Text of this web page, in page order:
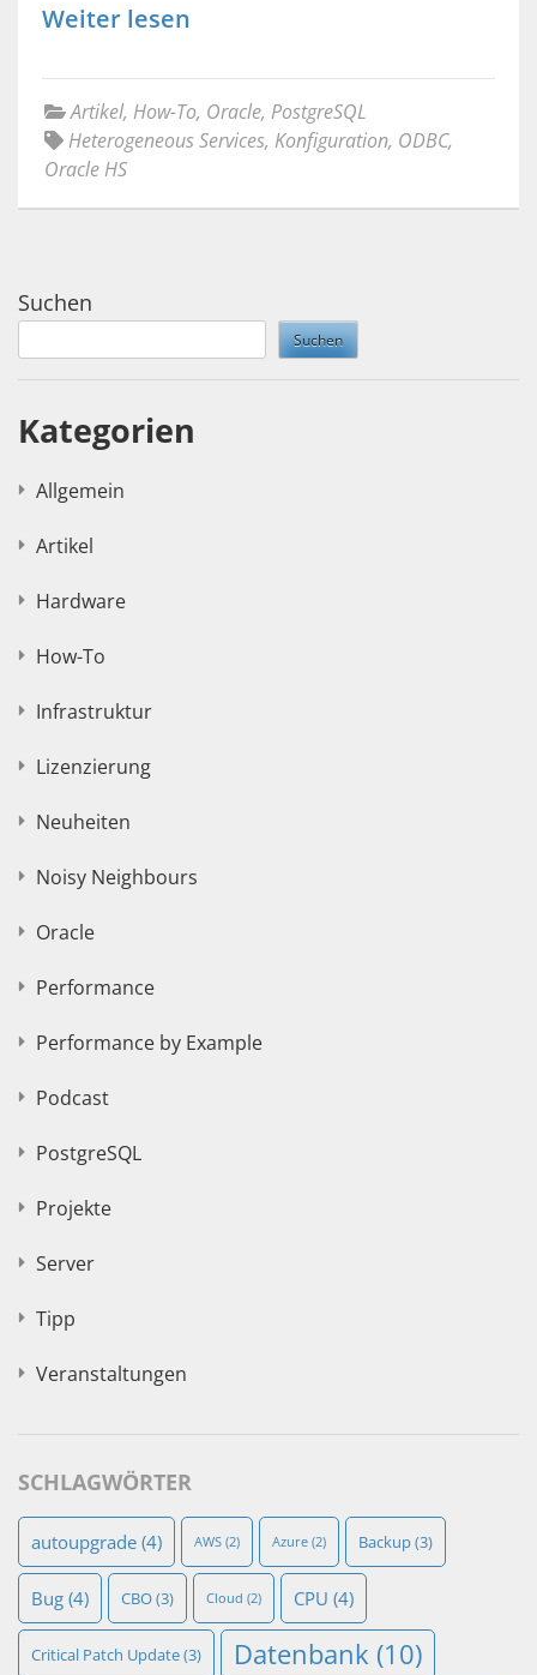
Weiter lesen
Artikel, How-To, Oracle, PostgreSQL
Heterogeneous Services, Konfiguration, ODBC,
Oracle HS
Suchen
Suchen
Kategorien
Allgemein
Artikel
Hardware
How-To
Infrastruktur
Lizenzierung
Neuheiten
Noisy Neighbours
Oracle
Performance
Performance by Example
Podcast
PostgreSQL
Projekte
Server
Tipp
Veranstaltungen
SCHLAGWÖRTER
autoupgrade (4) AWS (2) Azure (2) Backup(3)
Bug (4) CBO(3) Cloud (2) CPU (4)
Critical Patch Update(3) Datenbank (10)